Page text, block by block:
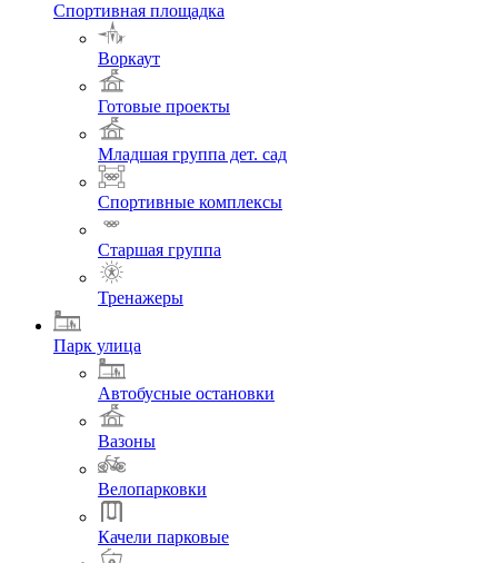
Спортивная площадка
Воркаут
Готовые проекты
Младшая группа дет. сад
Спортивные комплексы
Старшая группа
Тренажеры
Парк улица
Автобусные остановки
Вазоны
Велопарковки
Качели парковые